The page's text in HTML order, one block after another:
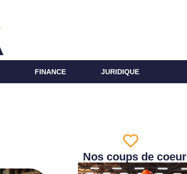
FINANCE JURIDIQUE
Nos coups de coeur